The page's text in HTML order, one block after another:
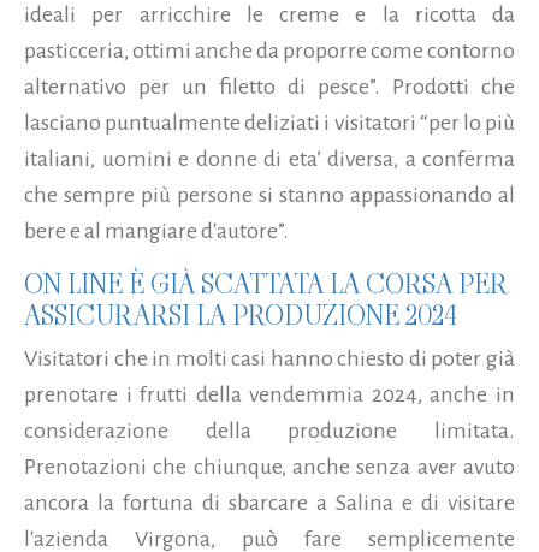
ideali per arricchire le creme e la ricotta da
pasticceria, ottimi anche da proporre come contorno
alternativo per un filetto di pesce”. Prodotti che
lasciano puntualmente deliziati i visitatori “per lo più
italiani, uomini e donne di eta’ diversa, a conferma
che sempre più persone si stanno appassionando al
bere e al mangiare d'autore”.
ON LINE È GIÀ SCATTATA LA CORSA PER
ASSICURARSI LA PRODUZIONE 2024
Visitatori che in molti casi hanno chiesto di poter già
prenotare i frutti della vendemmia 2024, anche in
considerazione della produzione limitata.
Prenotazioni che chiunque, anche senza aver avuto
ancora la fortuna di sbarcare a Salina e di visitare
l'azienda Virgona, può fare semplicemente